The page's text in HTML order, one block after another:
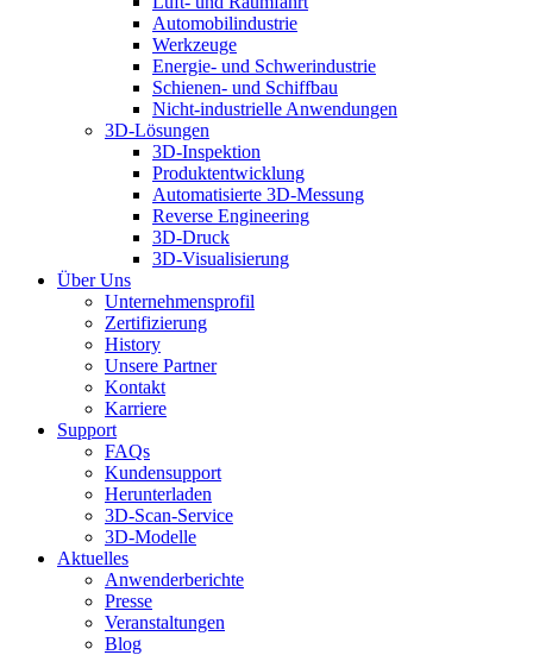
Automobilindustrie
Werkzeuge
Energie- und Schwerindustrie
Schienen- und Schiffbau
Nicht-industrielle Anwendungen
3D-Lösungen
3D-Inspektion
Produktentwicklung
Automatisierte 3D-Messung
Reverse Engineering
3D-Druck
3D-Visualisierung
Über Uns
Unternehmensprofil
Zertifizierung
History
Unsere Partner
Kontakt
Karriere
Support
FAQs
Kundensupport
Herunterladen
3D-Scan-Service
3D-Modelle
Aktuelles
Anwenderberichte
Presse
Veranstaltungen
Blog